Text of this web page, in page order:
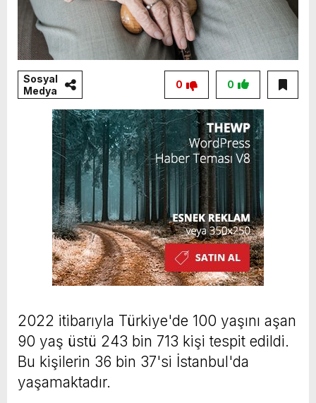
Sosyal
Medya
0
0
2022 itibarıyla Türkiye'de 100 yaşını aşan
90 yaş üstü 243 bin 713 kişi tespit edildi.
Bu kişilerin 36 bin 37'si İstanbul'da
yaşamaktadır.